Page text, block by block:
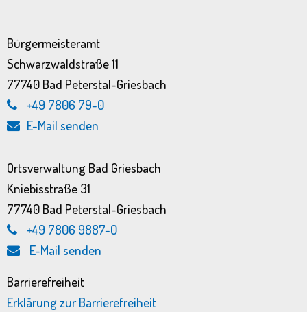
Bürgermeisteramt
Schwarzwaldstraße 11
77740 Bad Peterstal-Griesbach
+49 7806 79-0
E-Mail senden
Ortsverwaltung Bad Griesbach
Kniebisstraße 31
77740 Bad Peterstal-Griesbach
+49 7806 9887-0
E-Mail senden
Barrierefreiheit
Erklärung zur Barrierefreiheit